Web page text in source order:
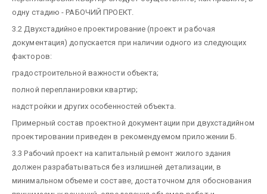
одну стадию - РАБОЧИЙ ПРОЕКТ.
3.2 Двухстадийное проектирование (проект и рабочая
документация) допускается при наличии одного из следующих
факторов:
градостроительной важности объекта;
полной перепланировки квартир;
надстройки и других особенностей объекта.
Примерный состав проектной документации при двухстадийном
проектировании приведен в рекомендуемом приложении Б.
3.3 Рабочий проект на капитальный ремонт жилого здания
должен разрабатываться без излишней детализации, в
минимальном объеме и составе, достаточном для обоснования